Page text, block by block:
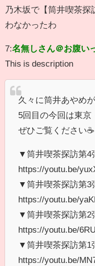
乃木坂で【筒井喫茶探
わなかったわ
7:名無しさん＠お腹い
This is description
久々に筒井あやめ
5回目の今回は東京
ぜひご覧ください☕
▼筒井喫茶探訪第4
https://youtu.be/
▼筒井喫茶探訪第3
https://youtu.be/
▼筒井喫茶探訪第2
https://youtu.be/
▼筒井喫茶探訪第1
https://youtu.be/